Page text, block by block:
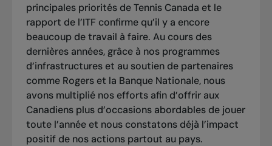
principales priorités de Tennis Canada et le
rapport de l’ITF confirme qu’il y a encore
beaucoup de travail à faire. Au cours des
dernières années, grâce à nos programmes
d’infrastructures et au soutien de partenaires
comme Rogers et la Banque Nationale, nous
avons multiplié nos efforts afin d’offrir aux
Canadiens plus d’occasions abordables de jouer
toute l’année et nous constatons déjà l’impact
positif de nos actions partout au pays.